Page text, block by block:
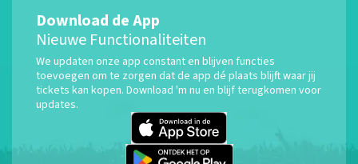
Download de App
Nieuwe Functionaliteiten
We updaten onze app constant en blijven functies
toevoegen om te zorgen dat de app dé plaats blijft waar jij
tickets kan kopen. Download 'm nu en blijf terugkomen voor
updates.